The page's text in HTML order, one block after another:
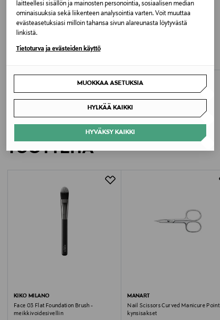
laitteellesi sisällön ja mainosten personointia, sosiaalisen median
ominaisuuksia sekä liikenteen analysointia varten. Voit muuttaa
evästeasetuksiasi milloin tahansa sivun alareunasta löytyvästä
linkistä.
Tietoturva ja evästeiden käyttö
MUOKKAA ASETUKSIA
HYLKÄÄ KAIKKI
HYVÄKSY KAIKKI
30 °C
NAKOA OY
Nakoa, Vivienne Dress, Crocus Petal, Laventeli
ALE –20%
NAKOA
Discounted Price
111,92 € Original Price
139,90 €
ALE –25%
LISÄÄ KIINNOSTAVIA
TUOTTEITA
KIKO MILANO
Face 03 Flat Foundation Brush -
meikkivoidesivellin
MANART
Nail Scissors Curved Manicure
kynsisakset